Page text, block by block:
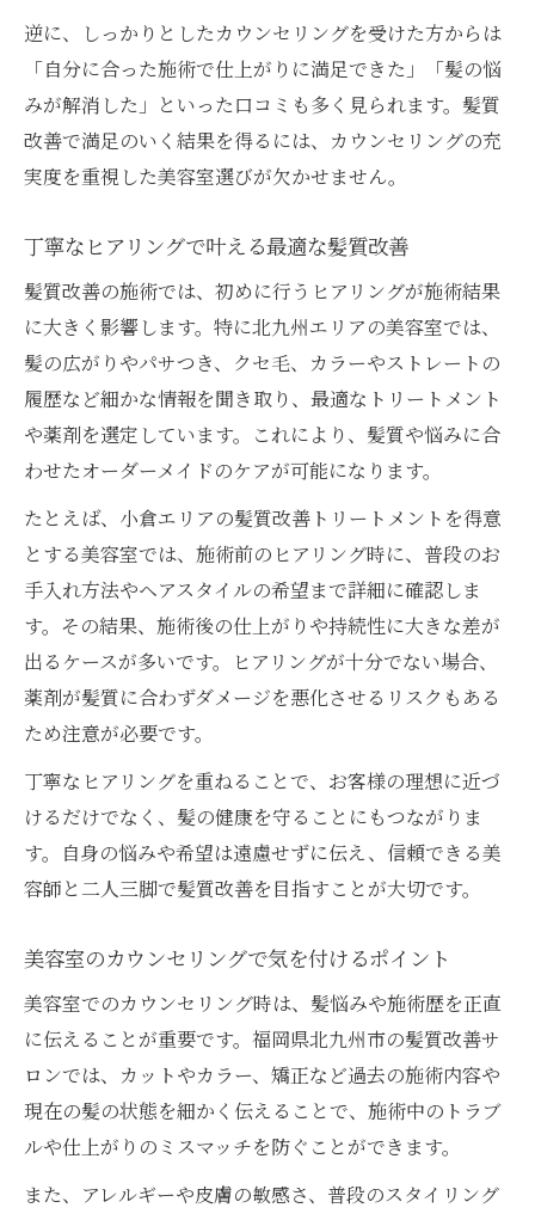
逆に、しっかりとしたカウンセリングを受けた方からは
「自分に合った施術で仕上がりに満足できた」「髪の悩
みが解消した」といった口コミも多く見られます。髪質
改善で満足のいく結果を得るには、カウンセリングの充
実度を重視した美容室選びが欠かせません。
丁寧なヒアリングで叶える最適な髪質改善
髪質改善の施術では、初めに行うヒアリングが施術結果
に大きく影響します。特に北九州エリアの美容室では、
髪の広がりやパサつき、クセ毛、カラーやストレートの
履歴など細かな情報を聞き取り、最適なトリートメント
や薬剤を選定しています。これにより、髪質や悩みに合
わせたオーダーメイドのケアが可能になります。
たとえば、小倉エリアの髪質改善トリートメントを得意
とする美容室では、施術前のヒアリング時に、普段のお
手入れ方法やヘアスタイルの希望まで詳細に確認しま
す。その結果、施術後の仕上がりや持続性に大きな差が
出るケースが多いです。ヒアリングが十分でない場合、
薬剤が髪質に合わずダメージを悪化させるリスクもある
ため注意が必要です。
丁寧なヒアリングを重ねることで、お客様の理想に近づ
けるだけでなく、髪の健康を守ることにもつながりま
す。自身の悩みや希望は遠慮せずに伝え、信頼できる美
容師と二人三脚で髪質改善を目指すことが大切です。
美容室のカウンセリングで気を付けるポイント
美容室でのカウンセリング時は、髪悩みや施術歴を正直
に伝えることが重要です。福岡県北九州市の髪質改善サ
ロンでは、カットやカラー、矯正など過去の施術内容や
現在の髪の状態を細かく伝えることで、施術中のトラブ
ルや仕上がりのミスマッチを防ぐことができます。
また、アレルギーや皮膚の敏感さ、普段のスタイリング